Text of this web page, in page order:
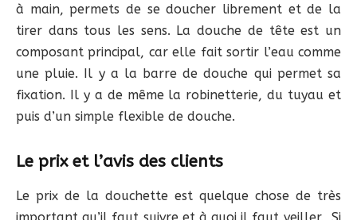
à main, permets de se doucher librement et de la
tirer dans tous les sens. La douche de tête est un
composant principal, car elle fait sortir l’eau comme
une pluie. Il y a la barre de douche qui permet sa
fixation. Il y a de même la robinetterie, du tuyau et
puis d’un simple flexible de douche.
Le prix et l’avis des clients
Le prix de la douchette est quelque chose de très